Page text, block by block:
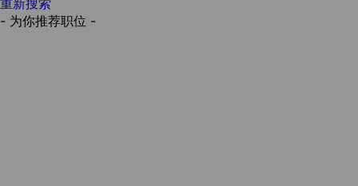
- 为你推荐职位 -